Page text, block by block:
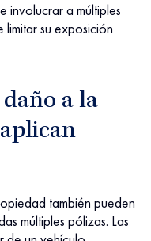
involucrar a múltiples
su exposición
a la
también pueden
múltiples pólizas. Las